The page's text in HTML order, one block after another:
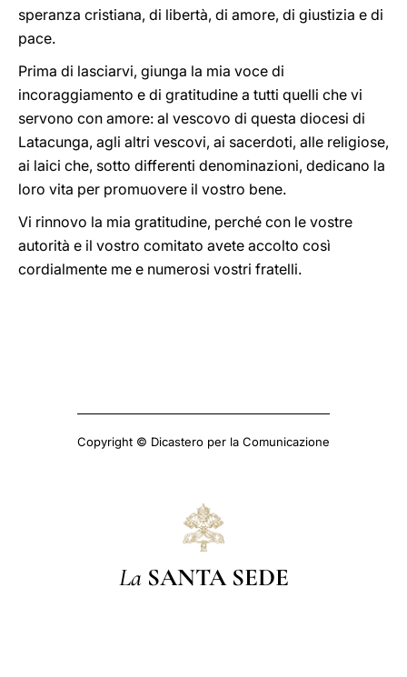
speranza cristiana, di libertà, di amore, di giustizia e di
pace.
Prima di lasciarvi, giunga la mia voce di
incoraggiamento e di gratitudine a tutti quelli che vi
servono con amore: al vescovo di questa diocesi di
Latacunga, agli altri vescovi, ai sacerdoti, alle religiose,
ai laici che, sotto differenti denominazioni, dedicano la
loro vita per promuovere il vostro bene.
Vi rinnovo la mia gratitudine, perché con le vostre
autorità e il vostro comitato avete accolto così
cordialmente me e numerosi vostri fratelli.
Copyright © Dicastero per la Comunicazione
La SANTA SEDE